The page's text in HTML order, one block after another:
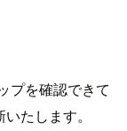
プを確認できて
たします。